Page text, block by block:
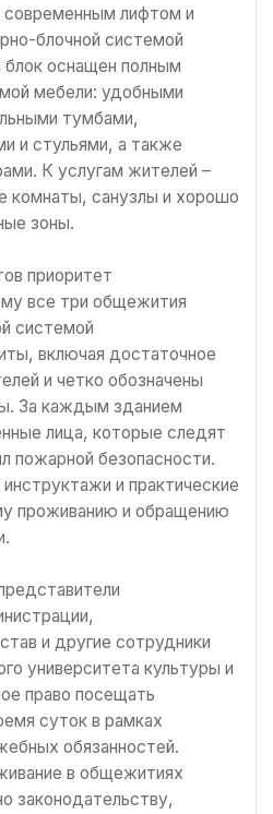
лифтом и
блочной системой
оснащен полным
мебели: удобными
тумбами,
и стульями, а также
К услугам жителей –
комнаты, санузлы и хорошо
зоны.
приоритет
все три общежития
системой
включая достаточное
и четко обозначены
За каждым зданием
лица, которые следят
пожарной безопасности.
и практические
проживанию и обращению
и другие сотрудники
университета культуры и
право посещать
суток в рамках
обязанностей.
в общежитиях
законодательству,